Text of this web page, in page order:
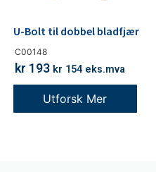
C00148
U-Bolt til dobbel bladfjær
kr 193 kr 154 eks.mva
Utforsk Mer